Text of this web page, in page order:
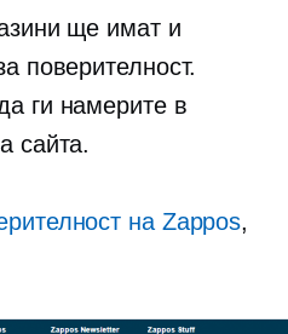
ще имат и
поверителност.
ги намерите в
сайта.
на Zappos,